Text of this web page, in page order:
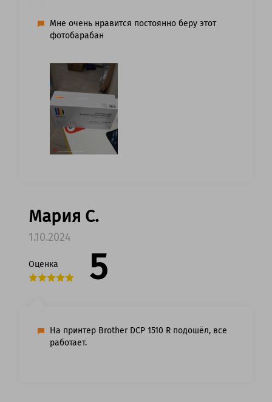
Мне очень нравится постоянно беру этот
фотобарабан
Мария С.
1.10.2024
Оценка 5
На принтер Brother DCP 1510 R подошёл, все
работает.